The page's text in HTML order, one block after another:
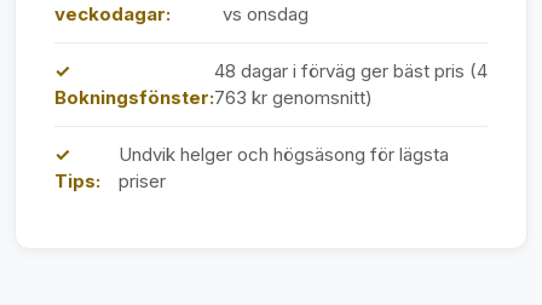
veckodagar:
vs onsdag
✓
Bokningsfönster:
48 dagar i förväg ger bäst pris (4
763 kr genomsnitt)
✓
Tips:
Undvik helger och högsäsong för lägsta
priser